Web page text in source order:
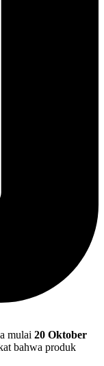
mulai 20 Oktober
bahwa produk